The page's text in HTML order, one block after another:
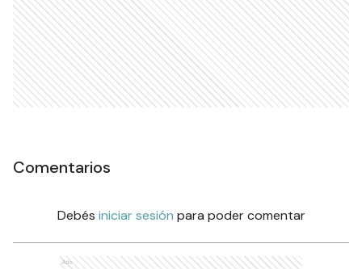
Comentarios
Debés iniciar sesión para poder comentar
Ads